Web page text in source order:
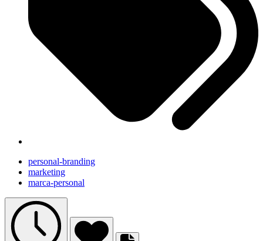
personal-branding
marketing
marca-personal